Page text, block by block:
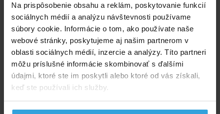
Na prispôsobenie obsahu a reklám, poskytovanie funkcií
sociálnych médií a analýzu návštevnosti používame
súbory cookie. Informácie o tom, ako používate naše
webové stránky, poskytujeme aj našim partnerom v
oblasti sociálnych médií, inzercie a analýzy. Títo partneri
môžu príslušné informácie skombinovať s ďalšími
údajmi, ktoré ste im poskytli alebo ktoré od vás získali,
keď ste používali ich služby.
vyberateľný kôš.
Technické informácie
Max. teplota vody 35 ° C
Pripojenie pomocou hadicových tŕňov (sú
súčasťou) na hadice s priemerom 32/38 mm
(hadice nie sú súčasťou). Je možné dokúpiť
redukciu na pripojenie potrubia 50 mm lepením
Dĺžka prívodného kábla cca 5 m